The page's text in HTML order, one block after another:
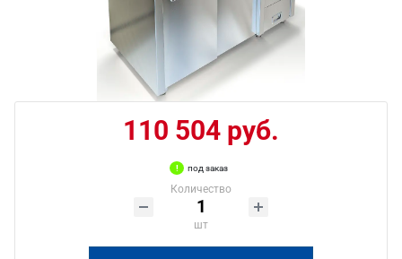
110 504 руб.
под заказ
Количество
шт